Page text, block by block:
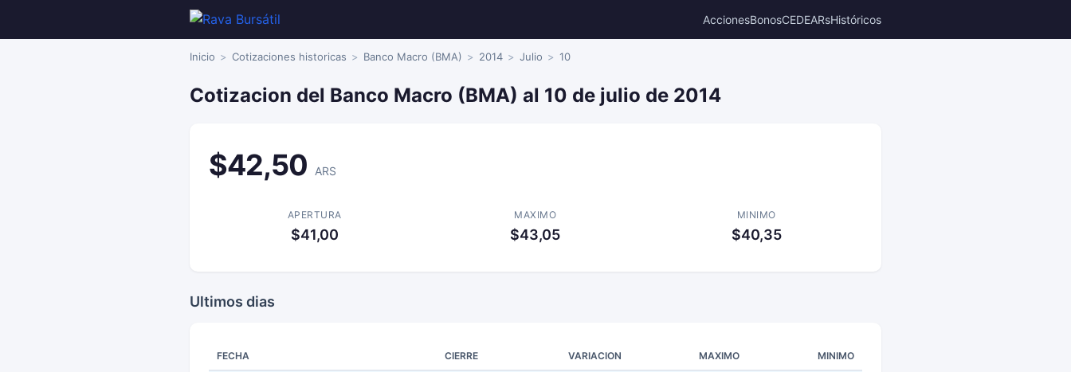
AccionesBonosCEDEARsHistóricos
Inicio Cotizaciones historicas Banco Macro (BMA) 2014 Julio 10
Cotizacion del Banco Macro (BMA) al 10 de julio de 2014
$42,50 ARS
APERTURA
$41,00
MAXIMO
$43,05
MINIMO
$40,35
Ultimos dias
FECHA CIERRE VARIACION MAXIMO MINIMO